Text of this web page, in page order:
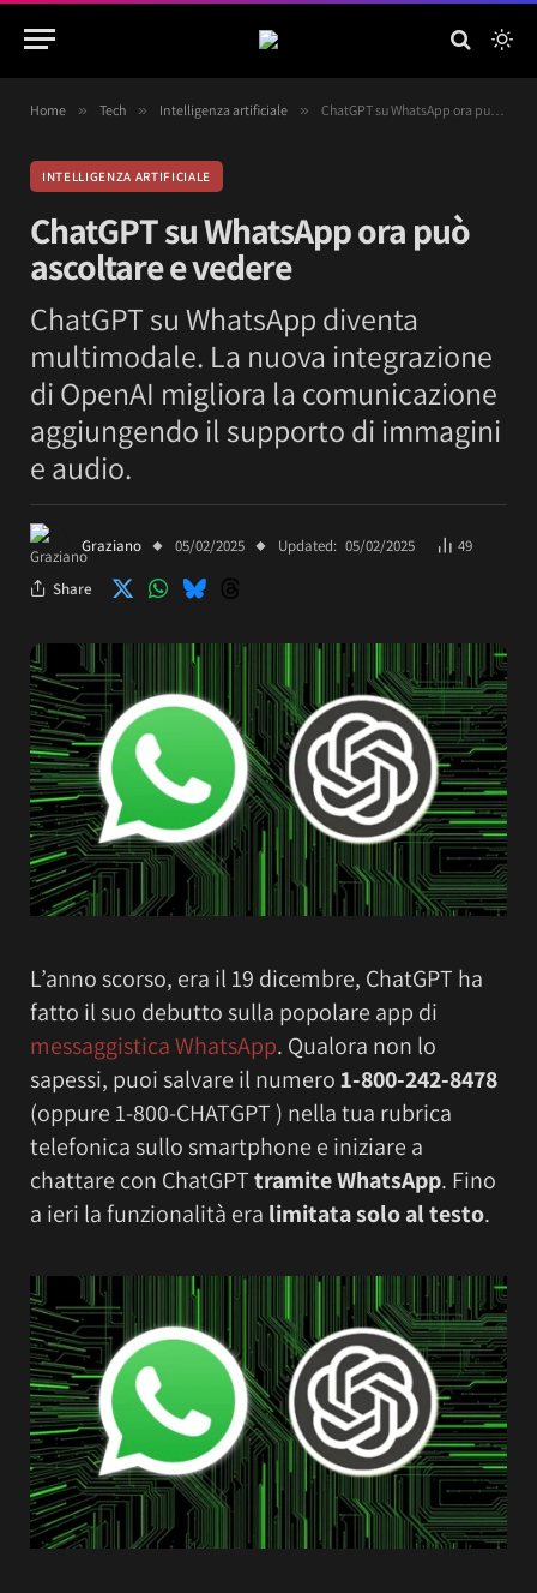
Home » Tech » Intelligenza artificiale » ChatGPT su WhatsApp ora può ascoltare e vedere
INTELLIGENZA ARTIFICIALE
ChatGPT su WhatsApp ora può
ascoltare e vedere
ChatGPT su WhatsApp diventa
multimodale. La nuova integrazione
di OpenAI migliora la comunicazione
aggiungendo il supporto di immagini
e audio.
Graziano 05/02/2025 Updated: 05/02/2025 49
Share
L’anno scorso, era il 19 dicembre, ChatGPT ha
fatto il suo debutto sulla popolare app di
messaggistica WhatsApp. Qualora non lo
sapessi, puoi salvare il numero1-800-242-8478
(oppure 1-800-CHATGPT ) nella tua rubrica
telefonica sullo smartphone e iniziare a
chattare con ChatGPTtramite WhatsApp. Fino
a ieri la funzionalità era limitata solo al testo.